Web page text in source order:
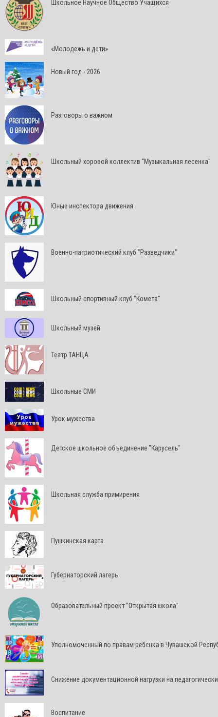
Школьное Научное Общество Учащихся
«Молодежь и дети»
Новый год - 2026
Разговоры о важном
Школьный хоровой коллектив "Музыкальная лесенка"
Юные инспектора движения
Военно-патриотический клуб "Разведчики"
Школьный спортивный клуб "Комета"
Школьный музей
Театр ТАНЦА
Школьные СМИ
Урок мужества
Детское школьное объединение "Карусель"
Школьная служба примирения
Пушкинская карта
Губернаторский лагерь
Образовательный проект "Открытая школа"
Уполномоченный по правам ребенка в Чувашской
Снижение документационной нагрузки на
Воспитание